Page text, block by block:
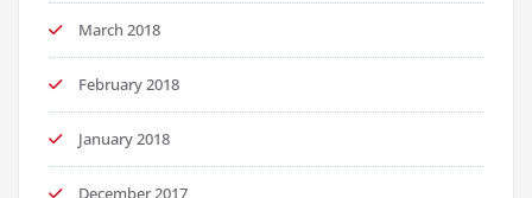
March 2018
February 2018
January 2018
December 2017